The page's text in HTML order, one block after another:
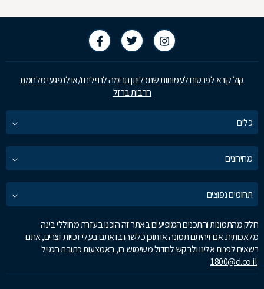
קול קורא לפרסום לעמותות שתכליתן תרומה לחיילים ו/או לנפגעי מלחמת
חרבות ברזל
כלים
מחירונים
תחומים נפוצים
חלק מהתמונות והתכנים המופיעים באתר זה הוכנו בעזרת מחוללי בינה
מלאכותית. אם זיהיתם תמונה או תוכן כלשהו בו אתם בעלי זכויות יוצרים, אתם
רשאים לפנות אלינו ולבקש לחדול משימוש בו, באמצעות כתובת המייל
1800@d.co.il